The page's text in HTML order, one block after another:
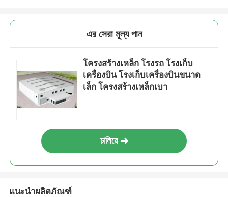
এর সেরা মূল্য পান
โครงสร้างเหล็ก โรงรถ โรงเก็บ
เครื่องบิน โรงเก็บเครื่องบินขนาด
เล็ก โครงสร้างเหล็กเบา
চালিয়ে
แนะนำผลิตภัณฑ์